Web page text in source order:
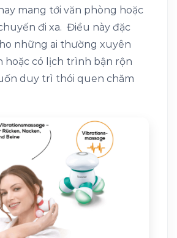
mang tới văn phòng hoặc
đi xa. Điều này đặc
những ai thường xuyên
hoặc có lịch trình bận rộn
duy trì thói quen chăm